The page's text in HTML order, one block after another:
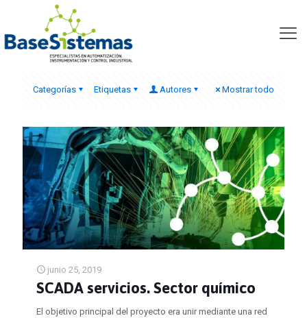
tecnologia opc
Categorías Etiquetas Autores Mostrar todo
junio 25, 2019
SCADA servicios. Sector químico
El objetivo principal del proyecto era unir mediante una red